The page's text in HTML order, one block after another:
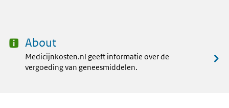
About
Medicijnkosten.nl geeft informatie over de
vergoeding van geneesmiddelen.